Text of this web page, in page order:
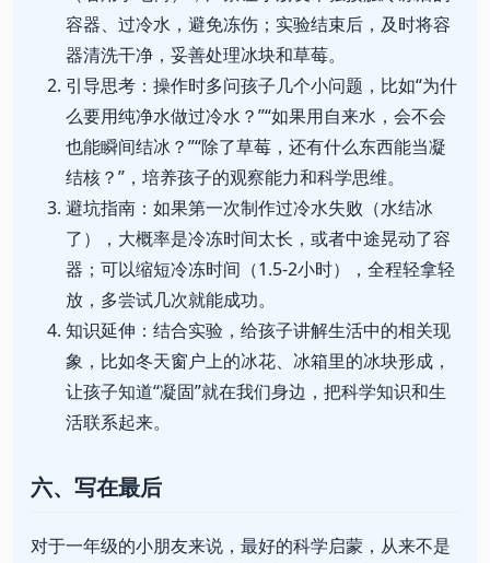
容器、过冷水，避免冻伤；实验结束后，及时将容
器清洗干净，妥善处理冰块和草莓。
引导思考：操作时多问孩子几个小问题，比如“为什
么要用纯净水做过冷水？”“如果用自来水，会不会
也能瞬间结冰？”“除了草莓，还有什么东西能当凝
结核？”，培养孩子的观察能力和科学思维。
避坑指南：如果第一次制作过冷水失败（水结冰
了），大概率是冷冻时间太长，或者中途晃动了容
器；可以缩短冷冻时间（1.5-2小时），全程轻拿轻
放，多尝试几次就能成功。
知识延伸：结合实验，给孩子讲解生活中的相关现
象，比如冬天窗户上的冰花、冰箱里的冰块形成，
让孩子知道“凝固”就在我们身边，把科学知识和生
活联系起来。
六、写在最后
对于一年级的小朋友来说，最好的科学启蒙，从来不是